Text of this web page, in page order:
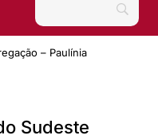
– Paulínia
Sudeste